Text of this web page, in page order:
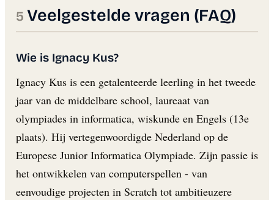
Veelgestelde vragen (FAQ)
Wie is Ignacy Kus?
Ignacy Kus is een getalenteerde leerling in het tweede
jaar van de middelbare school, laureaat van
olympiades in informatica, wiskunde en Engels (13e
plaats). Hij vertegenwoordigde Nederland op de
Europese Junior Informatica Olympiade. Zijn passie is
het ontwikkelen van computerspellen - van
eenvoudige projecten in Scratch tot ambitieuzere